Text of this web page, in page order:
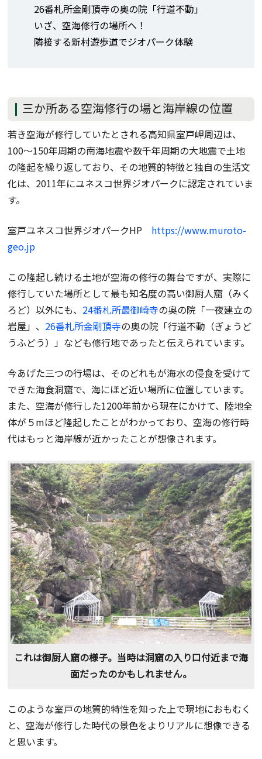
26番札所金剛頂寺の奥の院「行道不動」
いざ、空海修行の場所へ！
隣接する新村遊歩道でジオパーク体験
三か所ある空海修行の場と海岸線の位置
若き空海が修行していたとされる高知県室戸岬周辺は、
100〜150年周期の南海地震や数千年周期の大地震で土地
の隆起を繰り返しており、その地質的特徴と独自の生活文
化は、2011年にユネスコ世界ジオパークに認定されていま
す。
室戸ユネスコ世界ジオパークHP https://www.muroto-
geo.jp
この隆起し続ける土地が空海の修行の舞台ですが、実際に
修行していた場所として最も知名度の高い御厨人窟（みく
ろど）以外にも、 24番札所最御崎寺の奥の院「一夜建立の
岩屋」、 26番札所金剛頂寺の奥の院「行道不動（ぎょうど
うふどう）」なども修行地であったと伝えられています。
今あげた三つの行場は、そのどれもが海水の侵食を受けて
できた海食洞窟で、海にほど近い場所に位置しています。
また、空海が修行した1200年前から現在にかけて、陸地全
体が５mほど隆起したことがわかっており、空海の修行時
代はもっと海岸線が近かったことが想像されます。
これは御厨人窟の様子。当時は洞窟の入り口付近まで海
面だったのかもしれません。
このような室戸の地質的特性を知った上で現地におもむく
と、空海が修行した時代の景色をよりリアルに想像できる
と思います。